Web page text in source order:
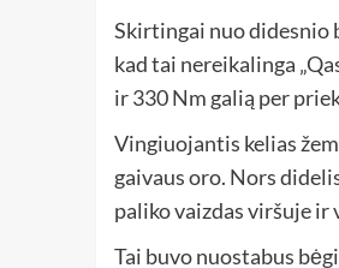
Skirtingai nuo didesnio
kad tai nereikalinga
ir 330 Nm galią per
Vingiuojantis kelias
gaivaus oro. Nors
paliko vaizdas viršuje ir
Tai buvo nuostabus